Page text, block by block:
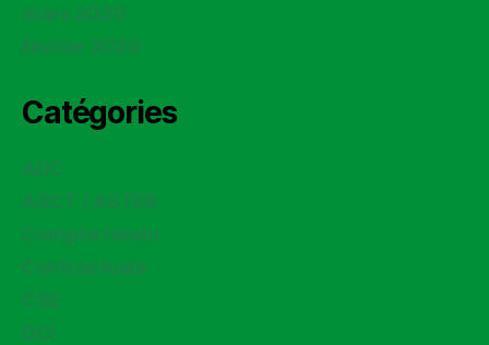
mars 2020
février 2020
Catégories
ADC
ASCT / ASTER
Compte rendu
Contractuels
CSE
DCI